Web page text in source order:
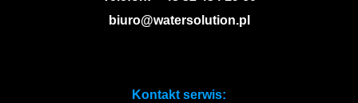
biuro@watersolution.pl
Kontakt serwis: